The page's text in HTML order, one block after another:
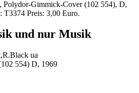
und nur Musik
ua
554) D, 1969